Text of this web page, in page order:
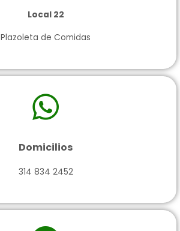
Local 22
Plazoleta de Comidas
Domicilios
314 834 2452